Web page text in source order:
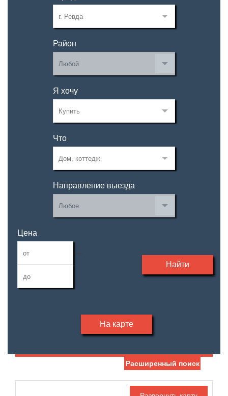
Район
Я хочу
Что
Направление выезда
Цена
—
Найти
На карте
Жилая площадь
—
Расширенный поиск